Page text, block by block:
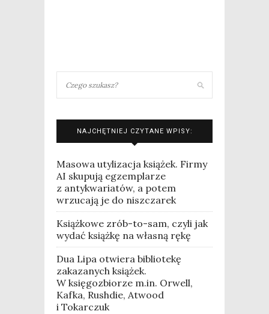
NAJCHĘTNIEJ CZYTANE WPISY:
Masowa utylizacja książek. Firmy
AI skupują egzemplarze
z antykwariatów, a potem
wrzucają je do niszczarek
Książkowe zrób-to-sam, czyli jak
wydać książkę na własną rękę
Dua Lipa otwiera bibliotekę
zakazanych książek.
W księgozbiorze m.in. Orwell,
Kafka, Rushdie, Atwood
i Tokarczuk